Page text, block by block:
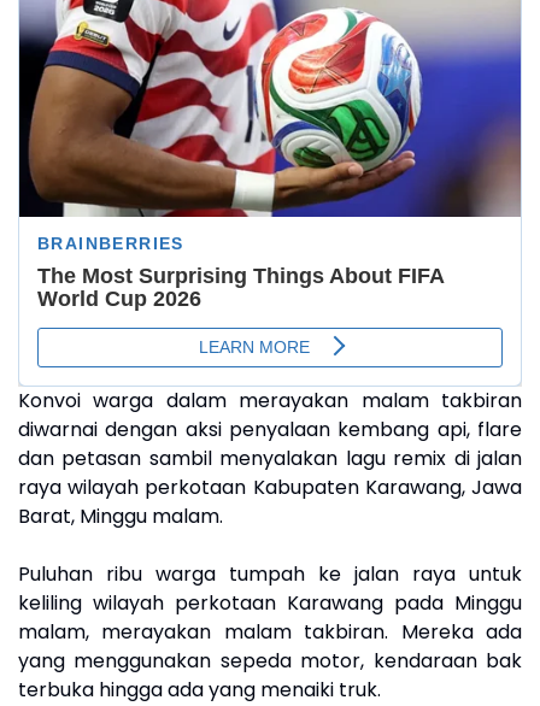
Konvoi warga dalam merayakan malam takbiran
diwarnai dengan aksi penyalaan kembang api, flare
dan petasan sambil menyalakan lagu remix di jalan
raya wilayah perkotaan Kabupaten Karawang, Jawa
Barat, Minggu malam.
Puluhan ribu warga tumpah ke jalan raya untuk
keliling wilayah perkotaan Karawang pada Minggu
malam, merayakan malam takbiran. Mereka ada
yang menggunakan sepeda motor, kendaraan bak
terbuka hingga ada yang menaiki truk.